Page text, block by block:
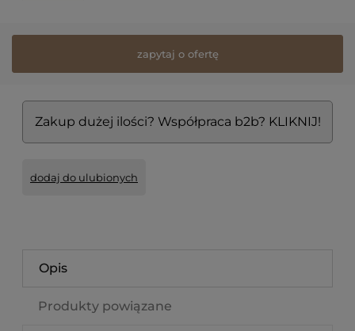
zapytaj o ofertę
Zakup dużej ilości? Współpraca b2b? KLIKNIJ!
dodaj do ulubionych
Opis
Produkty powiązane